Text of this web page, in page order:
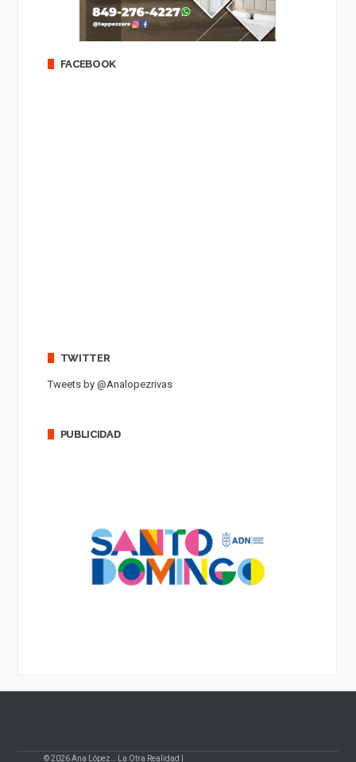
FACEBOOK
TWITTER
Tweets by @Analopezrivas
PUBLICIDAD
© 2026 Ana López… La Otra Realidad |